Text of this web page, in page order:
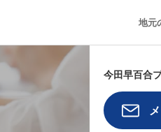
地元
今田早百合